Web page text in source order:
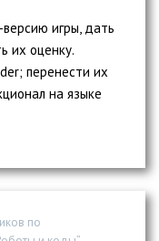
игры, дать
их оценку.
перенести их
на языке
по